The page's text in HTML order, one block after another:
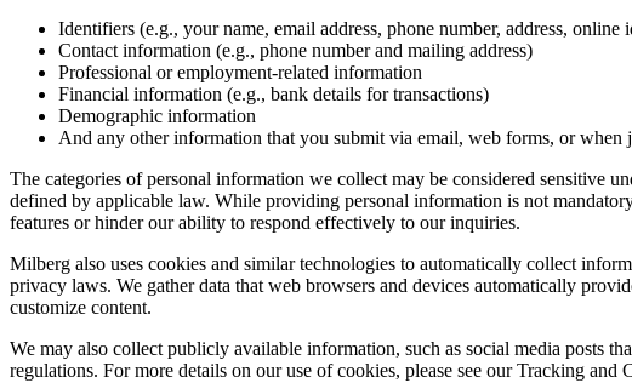
Identifiers (e.g., your name, email address, phone number, address, online
Contact information (e.g., phone number and mailing address)
Professional or employment-related information
Financial information (e.g., bank details for transactions)
Demographic information
And any other information that you submit via email, web forms, or when
The categories of personal information we collect may be considered sensitive
defined by applicable law. While providing personal information is not
features or hinder our ability to respond effectively to our inquiries.
Milberg also uses cookies and similar technologies to automatically collect
privacy laws. We gather data that web browsers and devices automatically
customize content.
We may also collect publicly available information, such as social media posts
regulations. For more details on our use of cookies, please see our Tracking and